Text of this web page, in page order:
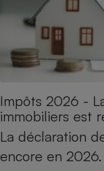
Impôts 2026 -
immobiliers est
La déclaration
encore en